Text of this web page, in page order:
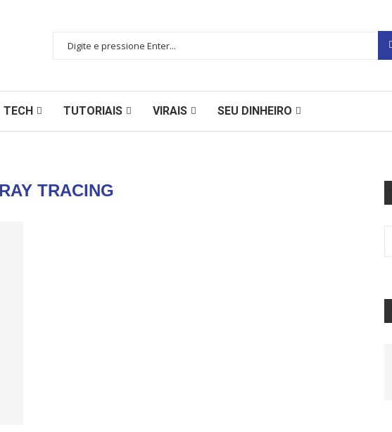
TECH TUTORIAIS VIRAIS SEU DINHEIRO
RAY TRACING